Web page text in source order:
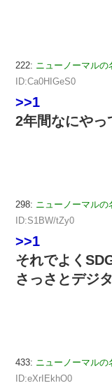
222: ニューノーマルの
ID:Ca0HIGeS0
>>1
2年間なにやっ
298: ニューノーマルの
ID:S1BW/tZy0
>>1
それでよく
さっさとデジ
433: ニューノーマルの
ID:eXrIEkhO0